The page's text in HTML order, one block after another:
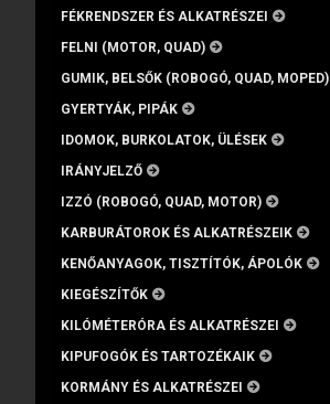
FÉKRENDSZER ÉS ALKATRÉSZEI
FELNI (MOTOR, QUAD)
GUMIK, BELSŐK (ROBOGÓ, QUAD, MOPED)
GYERTYÁK, PIPÁK
IDOMOK, BURKOLATOK, ÜLÉSEK
IRÁNYJELZŐ
IZZÓ (ROBOGÓ, QUAD, MOTOR)
KARBURÁTOROK ÉS ALKATRÉSZEIK
KENŐANYAGOK, TISZTÍTÓK, ÁPOLÓK
KIEGÉSZÍTŐK
KILÓMÉTERÓRA ÉS ALKATRÉSZEI
KIPUFOGÓK ÉS TARTOZÉKAIK
KORMÁNY ÉS ALKATRÉSZEI